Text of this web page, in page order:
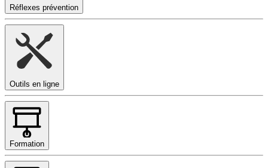
Réflexes prévention
Outils en ligne
Formation